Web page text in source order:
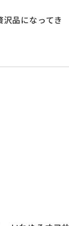
品になってき